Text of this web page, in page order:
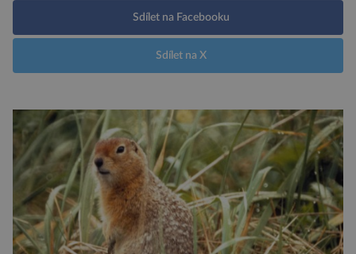
Sdílet na Facebooku
Sdílet na X